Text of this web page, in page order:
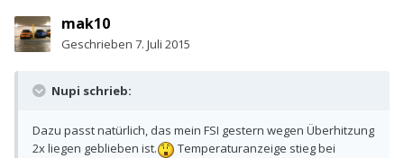
mak10
Geschrieben 7. Juli 2015
Nupi schrieb:
Dazu passt natürlich, das mein FSI gestern wegen Überhitzung
2x liegen geblieben ist.
Temperaturanzeige stieg bei